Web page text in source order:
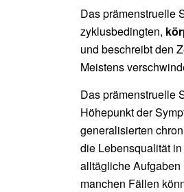
Das prämenstruelle
zyklusbedingten,
und beschreibt den
Meistens
Das prämenstruelle
Höhepunkt der
generalisierten
die Lebensqualität
alltägliche
manchen Fällen